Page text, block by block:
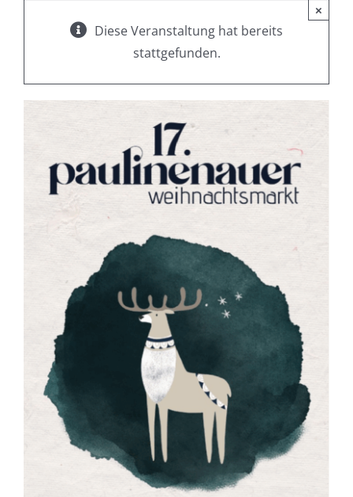
Diese Veranstaltung hat bereits
stattgefunden.
×